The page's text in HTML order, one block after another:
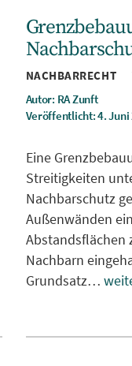
NACHBARRECHT
Autor: RA Zunft
Veröffentlicht: 4. Juni
Eine
Streitigkeiten
Nachbarschutz
Außenwänden
Abstandsflächen
Nachbarn
Grundsatz…